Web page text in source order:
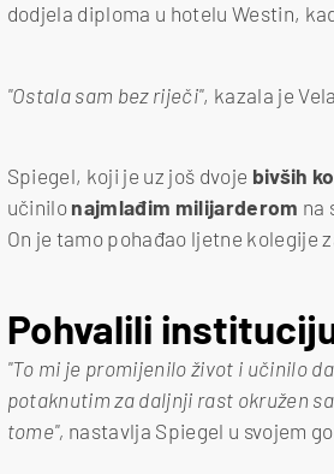
dodjela diploma u hotelu Westin,
"Ostala sam bez riječi", kazala je
Spiegel, koji je uz još dvoje bivših
učinilo najmlađim milijarderom na
On je tamo pohađao ljetne kolegije
Pohvalili
"To mi je promijenilo život i učinilo
potaknutim za daljnji rast okružen
tome", nastavlja Spiegel u svojem